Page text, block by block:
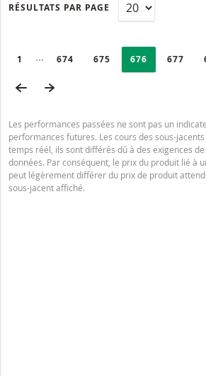
RÉSULTATS PAR PAGE
PAGE
1 Collapsed pages
PAGE
674 PAGE
675 Selected:
PAGE
676 PAGE
677
PAGE PRÉCÉDENTE
Les performances passées ne sont pas un
performances futures. Les cours des sous-
temps réél, ils sont différés dû à des exigences
données. Par conséquent, le prix du produit lié à
peut légèrement différer du prix de produit
sous-jacent affiché.